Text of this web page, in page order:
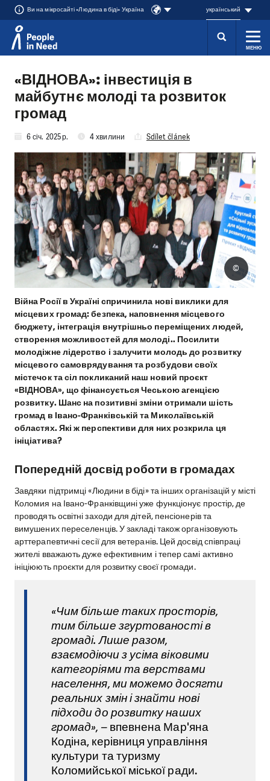
Ви на мікросайті «Людина в біді» Україна український
МЕНЮ
«ВІДНОВА»: інвестиція в
майбутнє молоді та розвиток
громад
6 січ. 2025 р. 4 хвилини Sdílet článek
Війна Росії в Україні спричинила нові виклики для
місцевих громад: безпека, наповнення місцевого
бюджету, інтеграція внутрішньо переміщених людей,
створення можливостей для молоді.. Посилити
молодіжне лідерство і залучити молодь до розвитку
місцевого самоврядування та розбудови своїх
містечок та сіл покликаний наш новий проєкт
«ВІДНОВА», що фінансується Чеською агенцією
розвитку. Шанс на позитивні зміни отримали шість
громад в Івано-Франківській та Миколаївській
областях. Які ж перспективи для них розкрила ця
ініціатива?
©
Попередній досвід роботи в громадах
Завдяки підтримці «Людини в біді» та інших організацій у місті
Коломия на Івано-Франківщині уже функціонує простір, де
проводять освітні заходи для дітей, пенсіонерів та
вимушених переселенців. У закладі також організовують
арттерапевтичні сесії для ветеранів. Цей досвід співпраці
жителі вважають дуже ефективним і тепер самі активно
ініціюють проєкти для розвитку своєї громади.
«Чим більше таких просторів,
тим більше згуртованості в
громаді. Лише разом,
взаємодіючи з усіма віковими
категоріями та верствами
населення, ми можемо досягти
реальних змін і знайти нові
підходи до розвитку наших
громад», – впевнена Мар'яна
Кодіна, керівниця управління
культури та туризму
Коломийської міської ради.